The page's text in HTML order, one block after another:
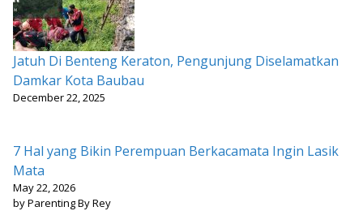
Jatuh Di Benteng Keraton, Pengunjung Diselamatkan
Damkar Kota Baubau
December 22, 2025
7 Hal yang Bikin Perempuan Berkacamata Ingin Lasik
Mata
May 22, 2026
by Parenting By Rey